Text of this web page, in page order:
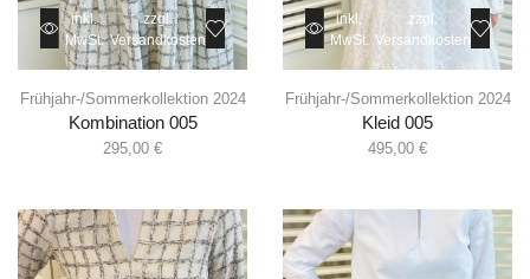
inkl.
MwSt.
zzgl.
Versandkosten
Frühjahr-/Sommerkollektion 2024
Kombination 005
295,00 €
inkl.
MwSt.
zzgl.
Versandkosten
Frühjahr-/Sommerkollektion 2024
Kleid 005
495,00 €